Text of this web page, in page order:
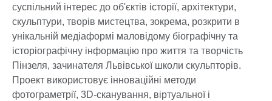
суспільний інтерес до об'єктів історії, архітектури,
скульптури, творів мистецтва, зокрема, розкрити в
унікальній медіаформі маловідому біографічну та
історіографічну інформацію про життя та творчість
Пінзеля, зачинателя Львівської школи скульпторів.
Проект використовує інноваційні методи
фотограметрії, 3D-сканування, віртуальної і